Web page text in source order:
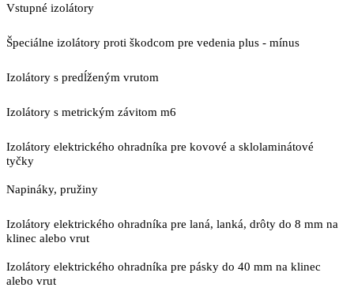
Vstupné izolátory
Špeciálne izolátory proti škodcom pre vedenia plus - mínus
Izolátory s predĺženým vrutom
Izolátory s metrickým závitom m6
Izolátory elektrického ohradníka pre kovové a sklolaminátové
tyčky
Napináky, pružiny
Izolátory elektrického ohradníka pre laná, lanká, drôty do 8 mm na
klinec alebo vrut
Izolátory elektrického ohradníka pre pásky do 40 mm na klinec
alebo vrut